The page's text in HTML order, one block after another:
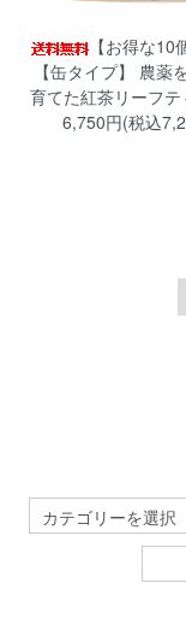
【お得な10
【缶タイプ】 農薬
育てた紅茶リーフテ
6,750円(税込